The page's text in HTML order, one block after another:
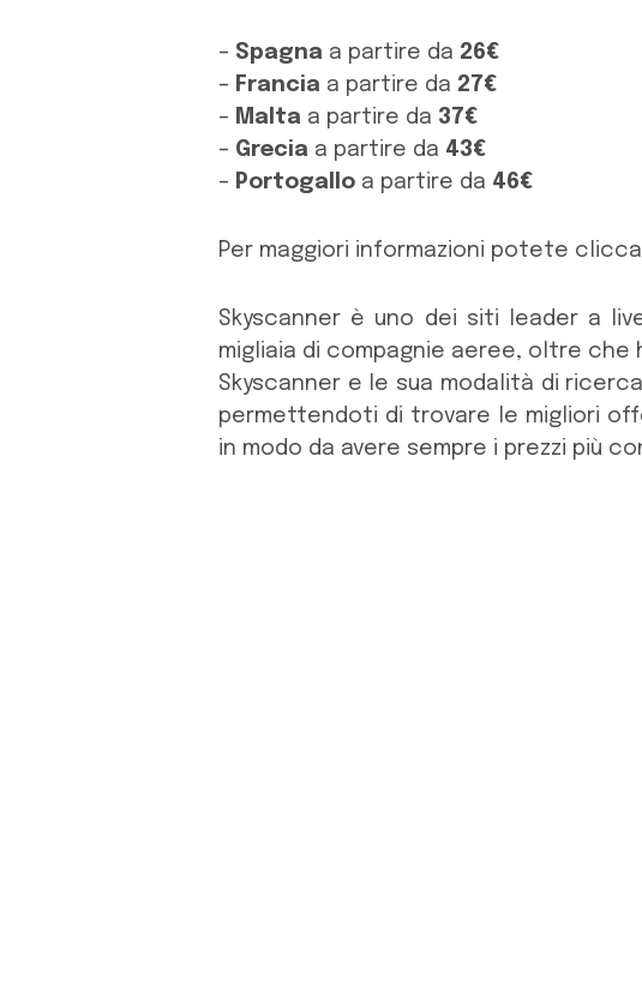
– Spagna a partire da 26€
– Francia a partire da 27€
– Malta a partire da 37€
– Grecia a partire da 43€
– Portogallo a partire da 46€
Per maggiori informazioni potete
Skyscanner è uno dei siti leader a
migliaia di compagnie aeree, oltre
Skyscanner e le sua modalità di
permettendoti di trovare le migliori
in modo da avere sempre i prezzi più